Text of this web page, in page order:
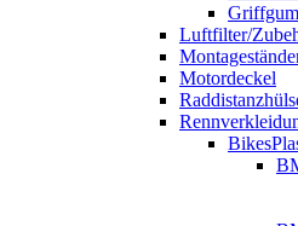
Luftfilter/
Motordeckel